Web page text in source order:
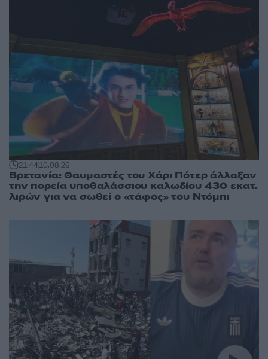
21:4410.08.26
Βρετανία: Θαυμαστές του Χάρι Πότερ άλλαξαν
την πορεία υποθαλάσσιου καλωδίου 430 εκατ.
λιρών για να σωθεί ο «τάφος» του Ντόμπι